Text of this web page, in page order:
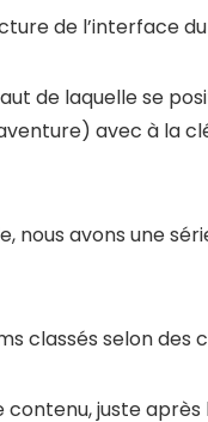
de l’interface
de laquelle se
avec à la
nous avons une
classés selon des
juste après